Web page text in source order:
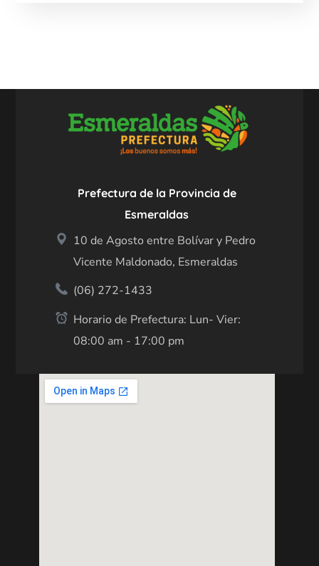
Prefectura de la Provincia de
Esmeraldas
10 de Agosto entre Bolívar y Pedro
Vicente Maldonado, Esmeraldas
(06) 272-1433
Horario de Prefectura: Lun- Vier:
08:00 am - 17:00 pm